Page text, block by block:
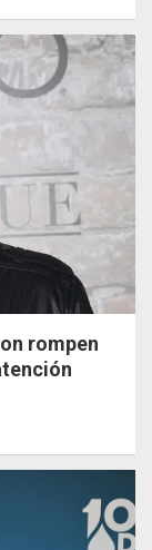
rompen